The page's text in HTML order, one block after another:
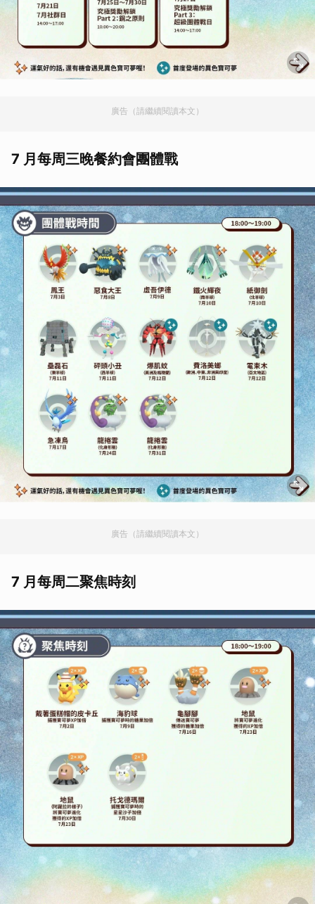
廣告（請繼續閱讀本文）
7 月每周三晚餐約會團體戰
廣告（請繼續閱讀本文）
7 月每周二聚焦時刻
取消